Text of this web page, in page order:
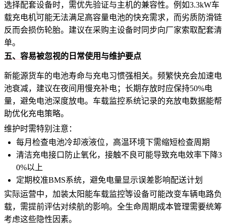
选择配套设备时，需优先验证与主机的兼容性。例如3.3kW车
载充电机可能无法满足高容量电池的快充需求，而劣质防滑链
反而会损伤轮胎。建议在采购主设备时同步向厂家索取配套清
单。
五、容易被忽视的日常使用与维护要点
新能源货车的电池寿命与充电习惯强相关。频繁快充会加速电
池衰减，建议在夜间用慢充补电；长期存放时应保持50%电
量，避免电池深度放电。 车载监控系统记录的充放电数据能帮
助优化充电策略。
维护时需特别注意：
每月检查电池冷却液液位，高温环境下需缩短检查周期
清洁充电接口防止氧化，接触不良可能导致充电效率下降3
0%以上
定期校准BMS系统，避免电量显示误差影响配送计划
实际运营中，加装太阳能车载监控等设备可能改变车辆电路负
载，需提前评估对续航的影响。全生命周期成本管理需要统筹
考虑这些隐性因素。